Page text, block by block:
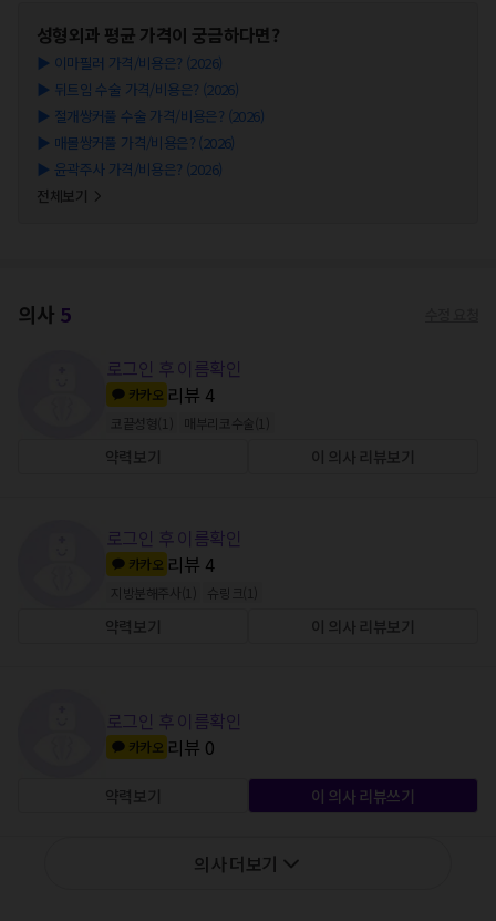
성형외과 평균 가격이 궁금하다면?
▶ 이마필러 가격/비용은? (2026)
▶ 뒤트임 수술 가격/비용은? (2026)
▶ 절개쌍커풀 수술 가격/비용은? (2026)
▶ 매몰쌍커풀 가격/비용은? (2026)
▶ 윤곽주사 가격/비용은? (2026)
전체보기
의사 5
로그인 후 이름확인
카카오 리뷰 4
코끝성형 매부리코수술
약력보기 이 의사 리뷰보기
로그인 후 이름확인
카카오 리뷰 4
지방분해주사 슈링크
약력보기 이 의사 리뷰보기
로그인 후 이름확인
카카오 리뷰 0
약력보기 이 의사 리뷰쓰기
의사 더보기